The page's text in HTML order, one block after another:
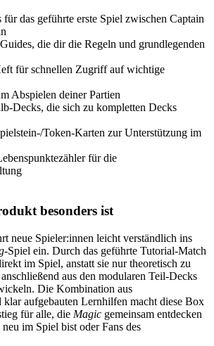
für das geführte erste Spiel zwischen Captain
die dir die Regeln und grundlegenden
für schnellen Zugriff auf wichtige
Abspielen deiner Partien
die sich zu kompletten Decks
Token‑Karten zur Unterstützung im
für die
besonders ist
neue Spieler:innen leicht verständlich ins
‑Spiel ein. Durch das geführte Tutorial‑Match
im Spiel, anstatt sie nur theoretisch zu
aus den modularen Teil‑Decks
Die Kombination aus
klar aufgebauten Lernhilfen macht diese Box
für alle, die Magic gemeinsam entdecken
im Spiel bist oder Fans des